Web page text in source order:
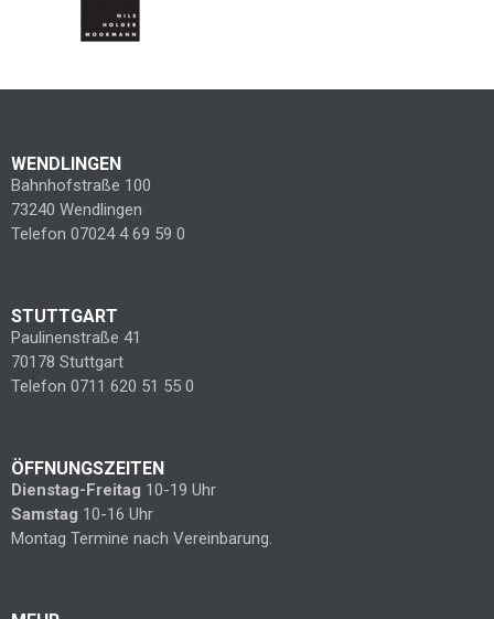
WENDLINGEN
Bahnhofstraße 100
73240 Wendlingen
Telefon 07024 4 69 59 0
STUTTGART
Paulinenstraße 41
70178 Stuttgart
Telefon 0711 620 51 55 0
ÖFFNUNGSZEITEN
Dienstag-Freitag 10-19 Uhr
Samstag 10-16 Uhr
Montag Termine nach Vereinbarung.